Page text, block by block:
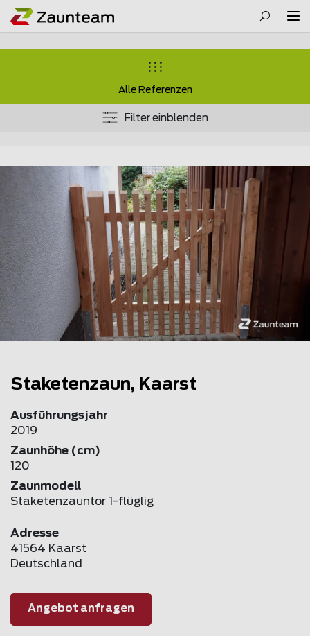
Alle Referenzen
Filter einblenden
Staketenzaun, Kaarst
Ausführungsjahr
2019
Zaunhöhe (cm)
120
Zaunmodell
Staketenzauntor 1-flüglig
Adresse
41564 Kaarst
Deutschland
Angebot anfragen